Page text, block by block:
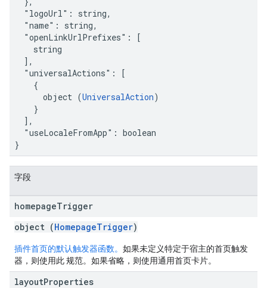
  "logoUrl": string,
  "name": string,
  "openLinkUrlPrefixes": [
    string
  ],
  "universalActions": [
    {
      object (
UniversalAction)
    }
  ],
  "useLocaleFromApp": boolean
}
字段
homepageTrigger
object (HomepageTrigger)
插件首页的默认触发器函数。 如果未定义特定于宿主的首页触发
器，则使用此 规范。如果省略，则使用通用首页卡片。
layoutProperties